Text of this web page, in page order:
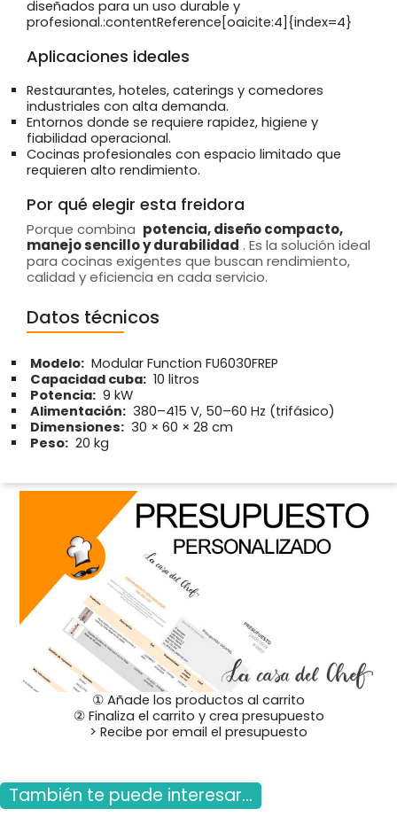
diseñados para un uso durable y
profesional.:contentReference[oaicite:4]{index=4}
Aplicaciones ideales
Restaurantes, hoteles, caterings y comedores
industriales con alta demanda.
Entornos donde se requiere rapidez, higiene y
fiabilidad operacional.
Cocinas profesionales con espacio limitado que
requieren alto rendimiento.
Por qué elegir esta freidora
Porque combina potencia, diseño compacto,
manejo sencillo y durabilidad . Es la solución ideal
para cocinas exigentes que buscan rendimiento,
calidad y eficiencia en cada servicio.
Datos técnicos
Modelo: Modular Function FU6030FREP
Capacidad cuba: 10 litros
Potencia: 9 kW
Alimentación: 380–415 V, 50–60 Hz (trifásico)
Dimensiones: 30 × 60 × 28 cm
Peso: 20 kg
① Añade los productos al carrito
② Finaliza el carrito y crea presupuesto
> Recibe por email el presupuesto
También te puede interesar...